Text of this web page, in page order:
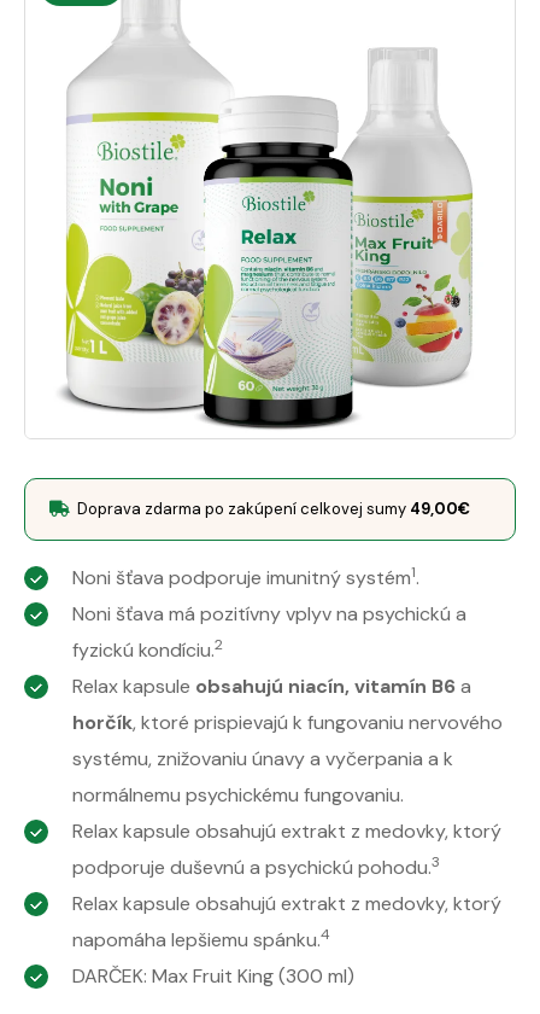
Doprava zdarma po zakúpení celkovej sumy 49,00€
Noni šťava podporuje imunitný systém1.
Noni šťava má pozitívny vplyv na psychickú a
fyzickú kondíciu.2
Relax kapsule obsahujú niacín, vitamín B6a
horčík, ktoré prispievajú k fungovaniu nervového
systému, znižovaniu únavy a vyčerpania a k
normálnemu psychickému fungovaniu.
Relax kapsule obsahujú extrakt z medovky, ktorý
podporuje duševnú a psychickú pohodu.3
Relax kapsule obsahujú extrakt z medovky, ktorý
napomáha lepšiemu spánku.4
DARČEK: Max Fruit King (300 ml)